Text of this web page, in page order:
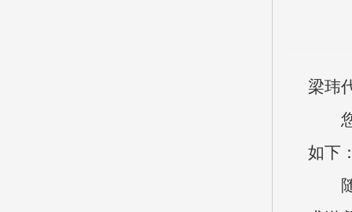
梁玮
如下